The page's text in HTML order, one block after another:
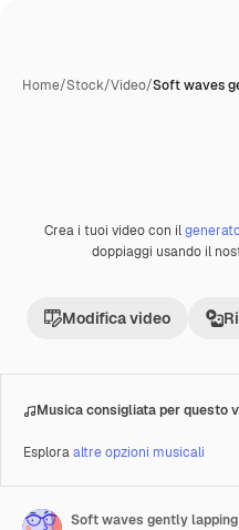
Home/Stock/Video/Soft waves
PremiumCreata con IA
Crea i tuoi video con il
doppiaggi usando il
Modifica video
Musica consigliata per questo
Esploraaltre opzioni musicali